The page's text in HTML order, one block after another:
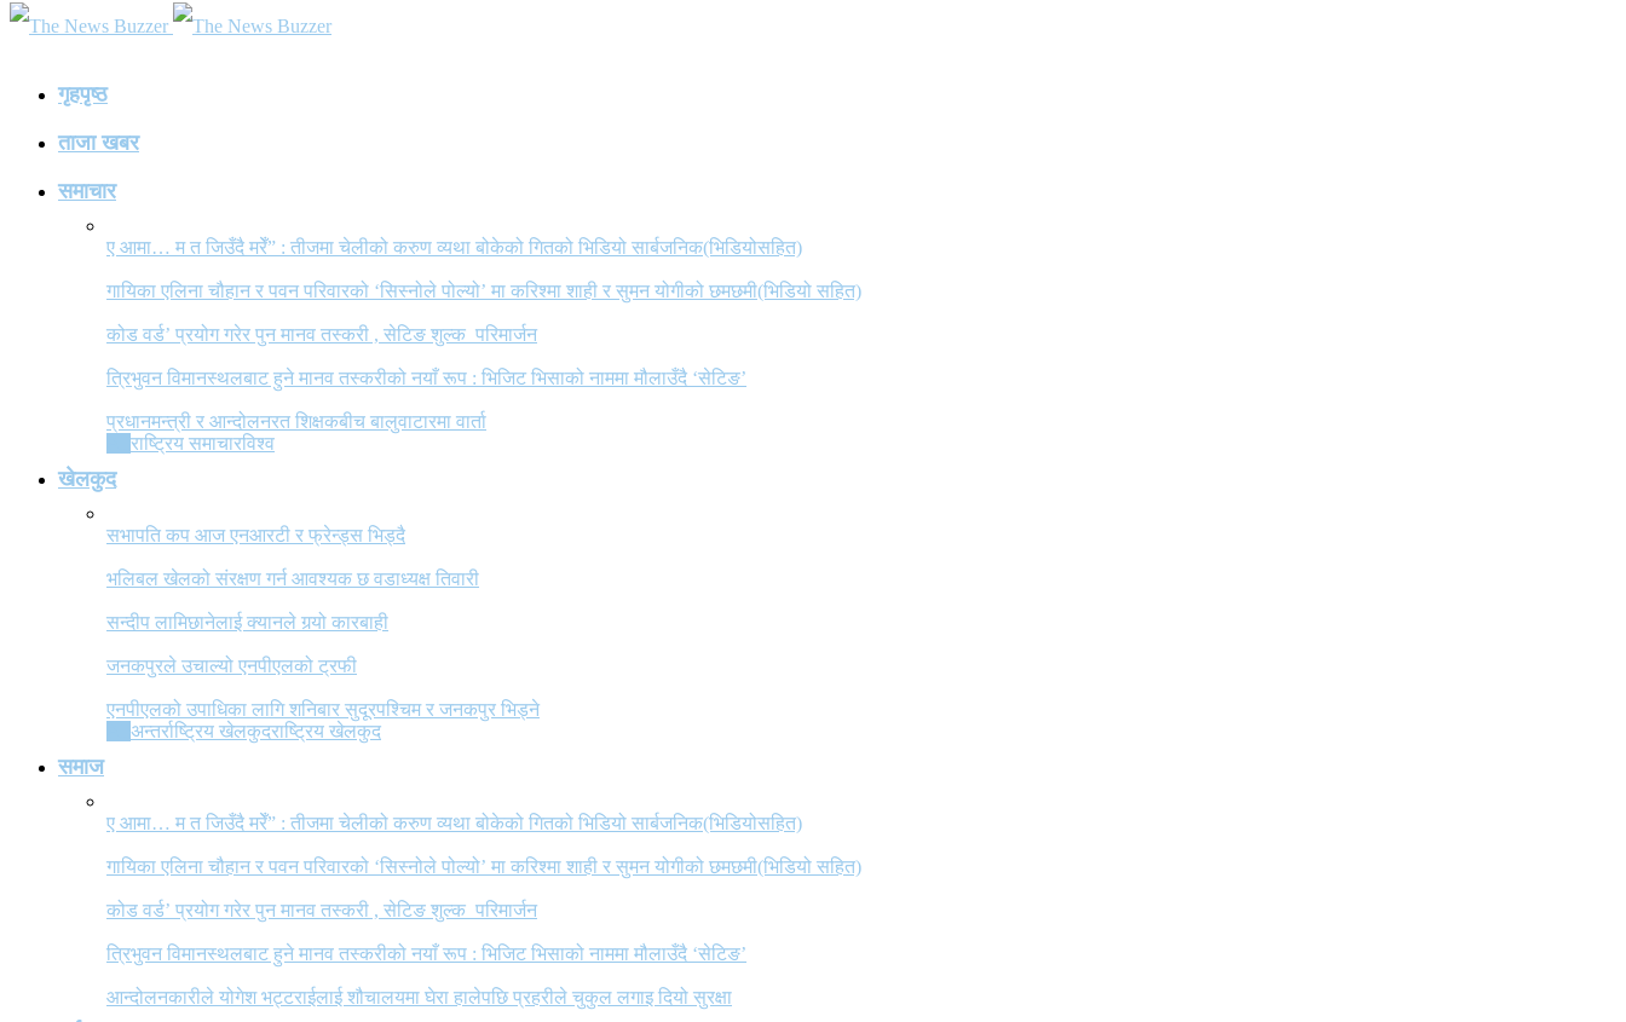
गृहपृष्ठ
ताजा खबर
समाचार
ए आमा… म त जिउँदै मरेँ” : तीजमा चेलीको करुण व्यथा बोकेको गितको भिडियो सार्बजनिक(भिडियोसहित)
गायिका एलिना चौहान र पवन परिवारको ‘सिस्नोले पोल्यो’ मा करिश्मा शाही र सुमन योगीको छमछमी(भिडियो सहित)
कोड वर्ड’ प्रयोग गरेर पुन मानव तस्करी , सेटिङ शुल्क परिमार्जन
त्रिभुवन विमानस्थलबाट हुने मानव तस्करीको नयाँ रूप : भिजिट भिसाको नाममा मौलाउँदै ‘सेटिङ’
प्रधानमन्त्री र आन्दोलनरत शिक्षकबीच बालुवाटारमा वार्ता
राष्ट्रिय समाचारविश्व
खेलकुद
सभापति कप आज एनआरटी र फ्रेन्ड्स भिड्दै
भलिबल खेलको संरक्षण गर्न आवश्यक छ वडाध्यक्ष तिवारी
सन्दीप लामिछानेलाई क्यानले गर्‍यो कारबाही
जनकपुरले उचाल्यो एनपीएलको ट्रफी
एनपीएलको उपाधिका लागि शनिबार सुदूरपश्चिम र जनकपुर भिड्ने
अन्तर्राष्ट्रिय खेलकुदराष्ट्रिय खेलकुद
समाज
ए आमा… म त जिउँदै मरेँ” : तीजमा चेलीको करुण व्यथा बोकेको गितको भिडियो सार्बजनिक(भिडियोसहित)
गायिका एलिना चौहान र पवन परिवारको ‘सिस्नोले पोल्यो’ मा करिश्मा शाही र सुमन योगीको छमछमी(भिडियो सहित)
कोड वर्ड’ प्रयोग गरेर पुन मानव तस्करी , सेटिङ शुल्क परिमार्जन
त्रिभुवन विमानस्थलबाट हुने मानव तस्करीको नयाँ रूप : भिजिट भिसाको नाममा मौलाउँदै ‘सेटिङ’
आन्दोलनकारीले योगेश भट्टराईलाई शौचालयमा घेरा हालेपछि प्रहरीले चुकुल लगाइ दियो सुरक्षा